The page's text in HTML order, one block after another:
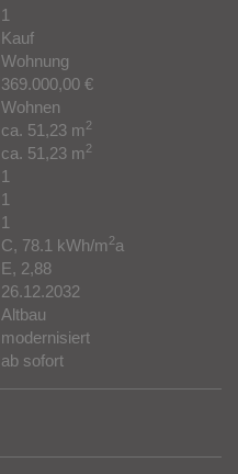
6109/1445
1
Kauf
Wohnung
369.000,00 €
Wohnen
ca. 51,23 m2
ca. 51,23 m
1
1
1
C, 78.1 kWh/m
E, 2,88
26.12.2032
Altbau
modernisiert
ab sofort